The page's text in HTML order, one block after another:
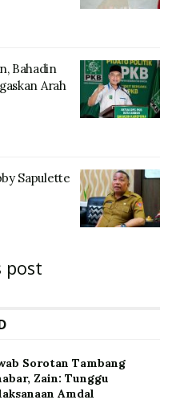
Bahadin
Arah
Sapulette
post
Sorotan Tambang
Zain: Tunggu
Amdal